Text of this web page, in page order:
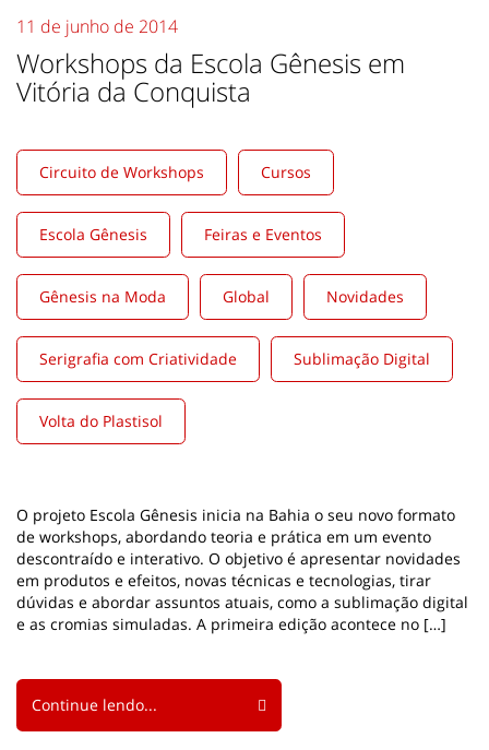
11 de junho de 2014
Workshops da Escola Gênesis em
Vitória da Conquista
Circuito de Workshops Cursos
Escola Gênesis Feiras e Eventos
Gênesis na Moda Global Novidades
Serigrafia com Criatividade Sublimação Digital
Volta do Plastisol
O projeto Escola Gênesis inicia na Bahia o seu novo formato
de workshops, abordando teoria e prática em um evento
descontraído e interativo. O objetivo é apresentar novidades
em produtos e efeitos, novas técnicas e tecnologias, tirar
dúvidas e abordar assuntos atuais, como a sublimação digital
e as cromias simuladas. A primeira edição acontece no […]
Continue lendo...